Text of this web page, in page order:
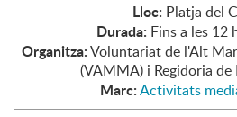
Lloc: Platja del
Durada: Fins a les 12
Organitza:Voluntariat de l'Alt
(VAMMA) i Regidoria
Marc:Activitats